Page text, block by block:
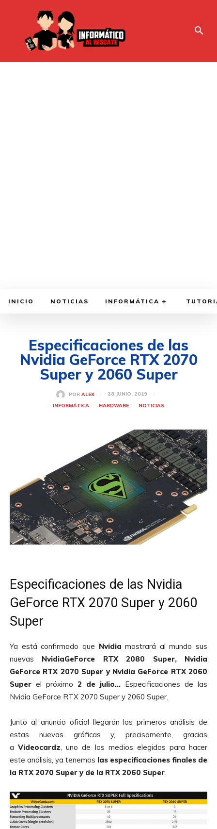
INICIO NOTICIAS INFORMÁTICA
Especificaciones de las
Nvidia GeForce RTX 2070
Super y 2060 Super
POR ALEX
28 JUNIO, 2019
INFORMÁTICA
HARDWARE NOTICIAS
Especificaciones de las Nvidia
GeForce RTX 2070 Super y 2060
Super
Ya está confirmado que Nvidia mostrará al mundo sus
nuevas NvidiaGeForce RTX 2080 Super, Nvidia
GeForce RTX 2070 Super y Nvidia GeForce RTX 2060
Super el próximo 2 de julio… Especificaciones de las
Nvidia GeForce RTX 2070 Super y 2060 Super.
Junto al anuncio oficial llegarán los primeros análisis de
estas nuevas gráficas y, precisamente, gracias
aVideocardz , uno de los medios elegidos para hacer
este análisis, ya tenemos las especificaciones finales de
la RTX 2070 Super y de la RTX 2060 Super